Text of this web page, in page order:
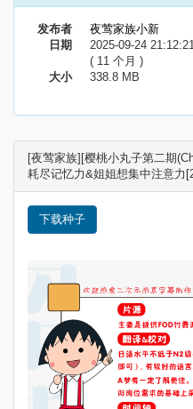
发布者
夜莺家族小新
日期
2025-09-24
( 11 个月 )
大小
338.8 MB
[夜莺家族][樱桃小丸子第二期
耗尽记忆力&姐姐想集中注意力
下载种子